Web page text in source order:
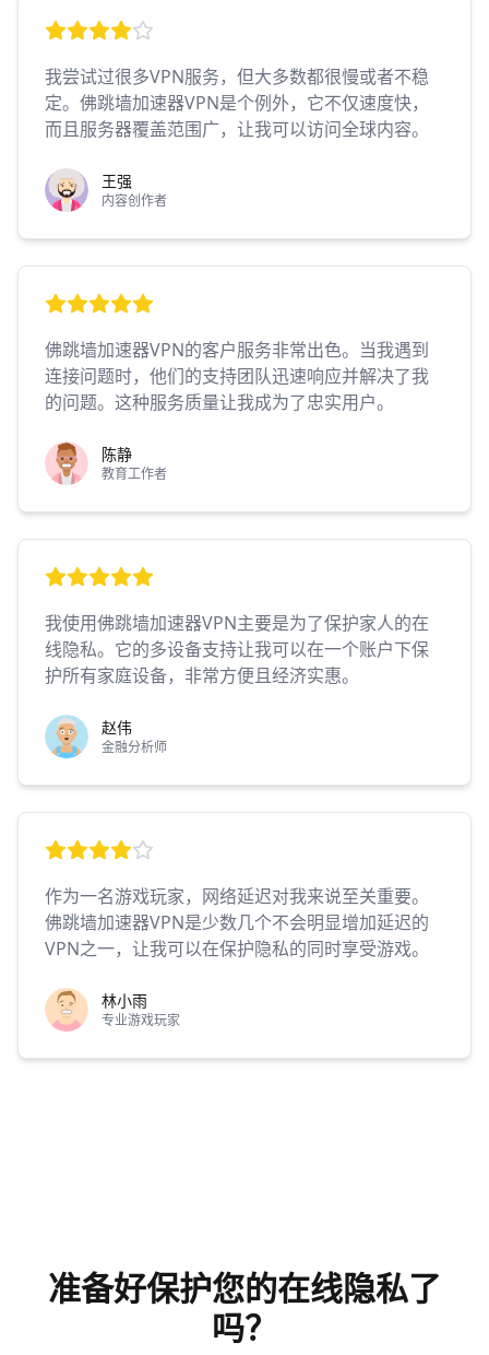
我尝试过很多VPN服务，但大多数都很慢或者不稳
定。佛跳墙加速器VPN是个例外，它不仅速度快，
而且服务器覆盖范围广，让我可以访问全球内容。
王强
内容创作者
佛跳墙加速器VPN的客户服务非常出色。当我遇到
连接问题时，他们的支持团队迅速响应并解决了我
的问题。这种服务质量让我成为了忠实用户。
陈静
教育工作者
我使用佛跳墙加速器VPN主要是为了保护家人的在
线隐私。它的多设备支持让我可以在一个账户下保
护所有家庭设备，非常方便且经济实惠。
赵伟
金融分析师
作为一名游戏玩家，网络延迟对我来说至关重要。
佛跳墙加速器VPN是少数几个不会明显增加延迟的
VPN之一，让我可以在保护隐私的同时享受游戏。
林小雨
专业游戏玩家
准备好保护您的在线隐私了
吗？